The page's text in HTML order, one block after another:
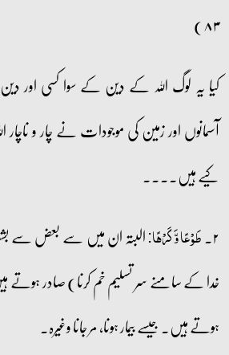
۸۳)
کیا یہ لوگ اللہ کے دین کے سوا کسی اور
آسمانوں اور زمین کی موجودات نے چار و
کیے ہیں۔۔۔۔
۲۔ طَوۡعًا وَّ کَرۡہًا:البتہ ان میں سے بعض سے
خدا کے سامنے سر تسلیم خم کرنا) صادر
ہوتے ہیں۔ جیسے بیمار ہونا، مر جانا وغیرہ۔